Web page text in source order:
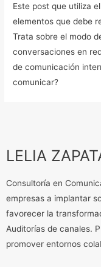
Este post que utiliza
elementos que debe
Trata sobre el modo
conversaciones en
de comunicación
comunicar?
LELIA
Consultoría en
empresas a implantar
favorecer la
Auditorías de canales.
promover entornos